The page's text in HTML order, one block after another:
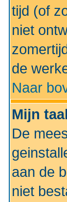
tijd (of
niet
de
Naar
Mijn
De
aan de
niet